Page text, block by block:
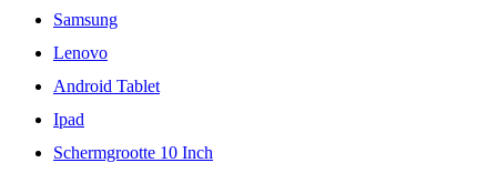
Samsung
Lenovo
Android Tablet
Ipad
Schermgrootte 10 Inch